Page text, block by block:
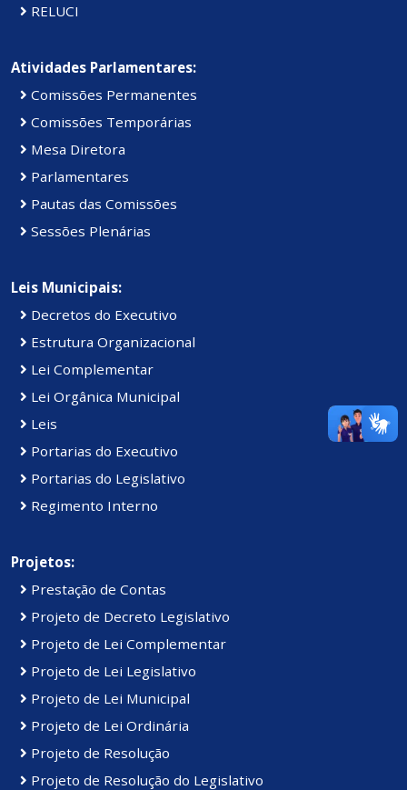
RELUCI
Atividades Parlamentares:
Comissões Permanentes
Comissões Temporárias
Mesa Diretora
Parlamentares
Pautas das Comissões
Sessões Plenárias
Leis Municipais:
Decretos do Executivo
Estrutura Organizacional
Lei Complementar
Lei Orgânica Municipal
Leis
Portarias do Executivo
Portarias do Legislativo
Regimento Interno
Projetos:
Prestação de Contas
Projeto de Decreto Legislativo
Projeto de Lei Complementar
Projeto de Lei Legislativo
Projeto de Lei Municipal
Projeto de Lei Ordinária
Projeto de Resolução
Projeto de Resolução do Legislativo